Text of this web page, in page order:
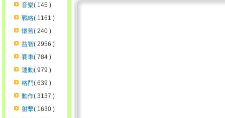
音樂( 145 )
戰略( 1161 )
懷舊( 240 )
益智( 2956 )
賽車( 784 )
運動( 979 )
格鬥( 639 )
動作( 3137 )
射擊( 1630 )